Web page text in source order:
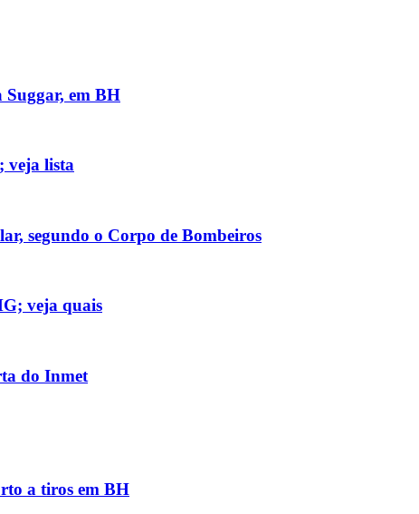
Suggar, em BH
veja lista
segundo o Corpo de Bombeiros
veja quais
do Inmet
a tiros em BH